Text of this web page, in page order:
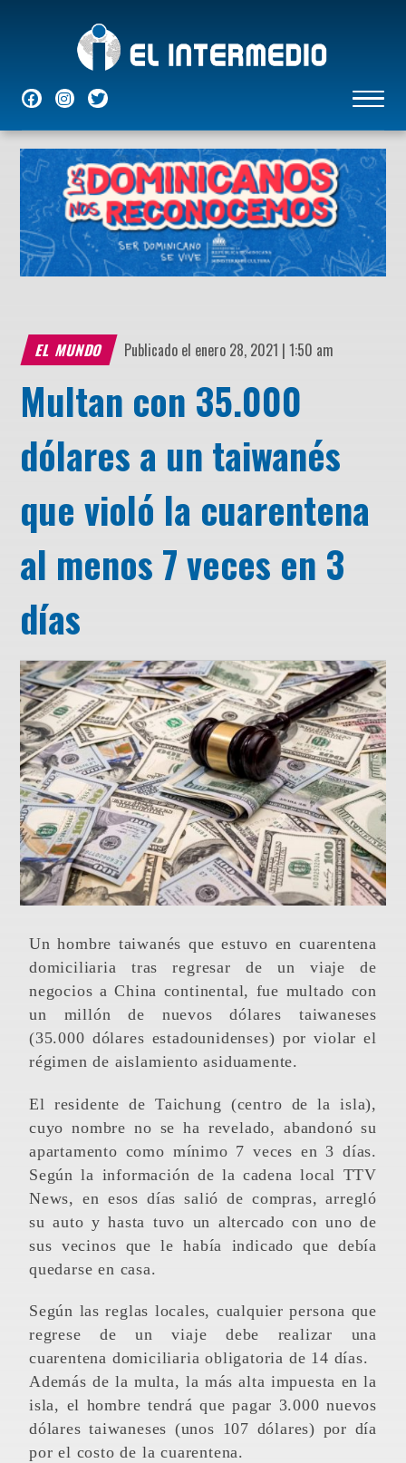
NACIONALES INTERNACIONALESECONÓMICASDEPORTES ENTRETENIMIENTO
EL MUNDO Publicado el enero 28, 2021 | 1:50 am
Multan con 35.000
dólares a un taiwanés
que violó la cuarentena
al menos 7 veces en 3
días
Un hombre taiwanés que estuvo en cuarentena
domiciliaria tras regresar de un viaje de
negocios a China continental, fue multado con
un millón de nuevos dólares taiwaneses
(35.000 dólares estadounidenses) por violar el
régimen de aislamiento asiduamente.
El residente de Taichung (centro de la isla),
cuyo nombre no se ha revelado, abandonó su
apartamento como mínimo 7 veces en 3 días.
Según la información de la cadena local TTV
News, en esos días salió de compras, arregló
su auto y hasta tuvo un altercado con uno de
sus vecinos que le había indicado que debía
quedarse en casa.
Según las reglas locales, cualquier persona que
regrese de un viaje debe realizar una
cuarentena domiciliaria obligatoria de 14 días.
Además de la multa, la más alta impuesta en la
isla, el hombre tendrá que pagar 3.000 nuevos
dólares taiwaneses (unos 107 dólares) por día
por el costo de la cuarentena.